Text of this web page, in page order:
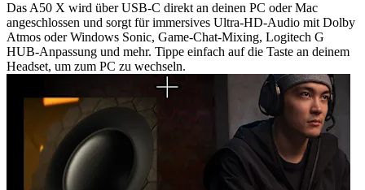
Das A50 X wird über USB-C direkt an deinen PC oder Mac
angeschlossen und sorgt für immersives Ultra-HD-Audio mit Dolby
Atmos oder Windows Sonic, Game-Chat-Mixing, Logitech G
HUB-Anpassung und mehr. Tippe einfach auf die Taste an deinem
Headset, um zum PC zu wechseln.